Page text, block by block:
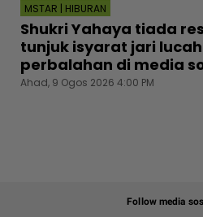
MSTAR | HIBURAN
Shukri Yahaya tiada
tunjuk isyarat jari
perbalahan di media
Ahad, 9 Ogos 2026 4:00 PM
Follow media